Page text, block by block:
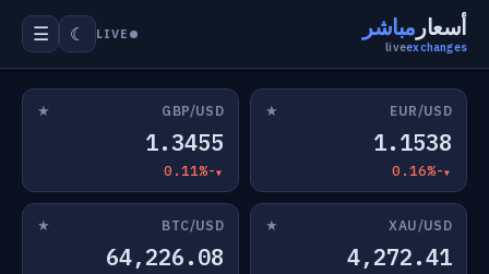
أسعار مباشر
liveexchanges
LIVE
☾
☰
EUR/USD
★
1.1538
-0.16%
GBP/USD
★
1.3455
-0.11%
XAU/USD
★
4,272.41
BTC/USD
★
64,226.08